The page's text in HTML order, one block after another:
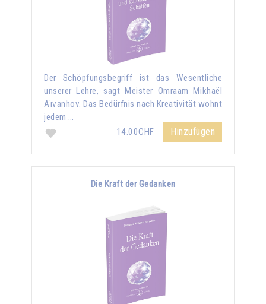
Der Schöpfungsbegriff ist das Wesentliche
unserer Lehre, sagt Meister Omraam Mikhaël
Aïvanhov. Das Bedürfnis nach Kreativität wohnt
jedem …
14.00CHF
Hinzufügen
Die Kraft der Gedanken